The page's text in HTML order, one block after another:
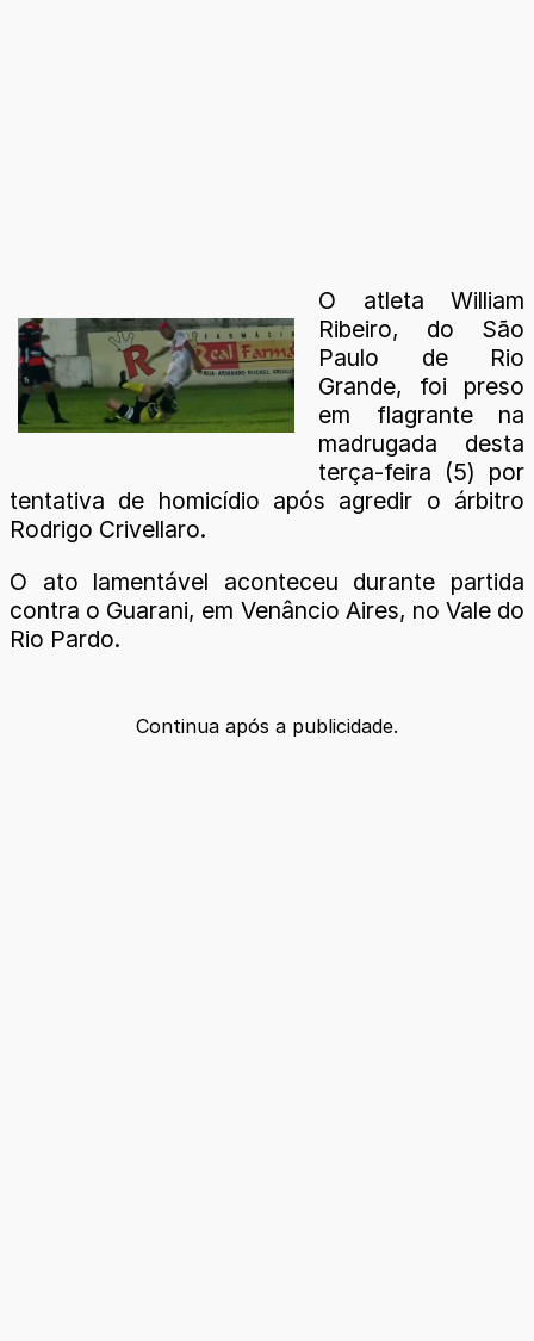
O atleta William
Ribeiro, do São
Paulo de Rio
Grande, foi preso
em flagrante na
madrugada desta
terça-feira (5) por
tentativa de homicídio após agredir o árbitro
Rodrigo Crivellaro.
O ato lamentável aconteceu durante partida
contra o Guarani, em Venâncio Aires, no Vale do
Rio Pardo.
Continua após a publicidade.